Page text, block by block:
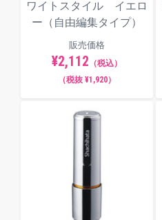
ワイトスタイル イエロ
ー（自由編集タイプ）
販売価格
¥2,112 （税込）
（税抜 ¥1,920）